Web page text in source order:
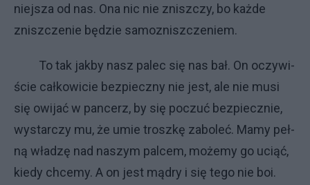
niej­sza od nas. Ona nic nie znisz­czy, bo każ­de
znisz­cze­nie bę­dzie sa­mo­znisz­cze­niem.
To tak jak­by na­sz pa­lec się nas bał. On oczy­wi­
ście cał­ko­wi­cie bez­piecz­ny nie je­st, ale nie mu­si
się owi­jać w pan­ce­rz, by się po­czuć bez­piecz­nie,
wy­star­czy mu, że umie trosz­kę za­bo­leć. Ma­my peł­
ną wła­dzę nad na­szym pal­cem, mo­że­my go uciąć,
kie­dy chce­my. A on je­st mą­dry i się te­go nie boi.